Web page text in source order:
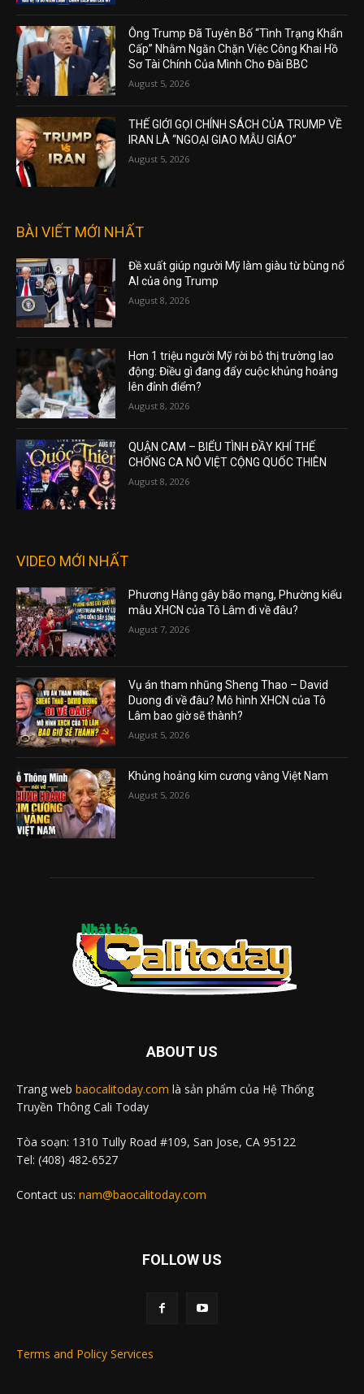
Ông Trump Đã Tuyên Bố “Tình Trạng Khẩn
Cấp” Nhằm Ngăn Chặn Việc Công Khai Hồ
Sơ Tài Chính Của Mình Cho Đài BBC
August 5, 2026
THẾ GIỚI GỌI CHÍNH SÁCH CỦA TRUMP VỀ
IRAN LÀ “NGOẠI GIAO MẪU GIÁO”
August 5, 2026
BÀI VIẾT MỚI NHẤT
Đề xuất giúp người Mỹ làm giàu từ bùng nổ
AI của ông Trump
August 8, 2026
Hơn 1 triệu người Mỹ rời bỏ thị trường lao
động: Điều gì đang đẩy cuộc khủng hoảng
lên đỉnh điểm?
August 8, 2026
QUẬN CAM – BIỂU TÌNH ĐẦY KHÍ THẾ
CHỐNG CA NÔ VIỆT CỘNG QUỐC THIÊN
August 8, 2026
VIDEO MỚI NHẤT
Phương Hằng gây bão mạng, Phường kiểu
mẫu XHCN của Tô Lâm đi về đâu?
August 7, 2026
Vụ án tham nhũng Sheng Thao – David
Duong đi về đâu? Mô hình XHCN của Tô
Lâm bao giờ sẽ thành?
August 5, 2026
Khủng hoảng kim cương vàng Việt Nam
August 5, 2026
ABOUT US
Trang web baocalitoday.com là sản phẩm của Hệ Thống
Truyền Thông Cali Today
Tòa soạn: 1310 Tully Road #109, San Jose, CA 95122
Tel: (408) 482-6527
Contact us: nam@baocalitoday.com
FOLLOW US
Terms and Policy Services